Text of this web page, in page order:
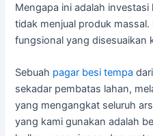
Mengapa ini adalah
tidak menjual produk
fungsional yang disesuaikan
Sebuah pagar besi tempa
sekadar pembatas lahan,
yang mengangkat seluruh
yang kami gunakan adalah